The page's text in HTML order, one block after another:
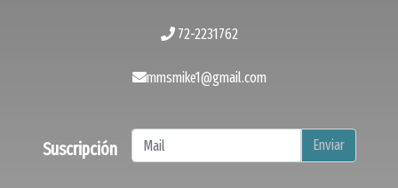
72-2231762
mmsmike1@gmail.com
Suscripción Enviar